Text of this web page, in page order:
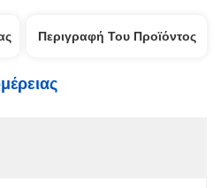
Περιγραφή Του Προϊόντος